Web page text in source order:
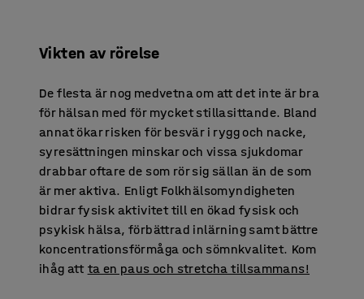
Vikten av rörelse
De flesta är nog medvetna om att det inte är bra
för hälsan med för mycket stillasittande. Bland
annat ökar risken för besvär i rygg och nacke,
syresättningen minskar och vissa sjukdomar
drabbar oftare de som rör sig sällan än de som
är mer aktiva. Enligt Folkhälsomyndigheten
bidrar fysisk aktivitet till en ökad fysisk och
psykisk hälsa, förbättrad inlärning samt bättre
koncentrationsförmåga och sömnkvalitet. Kom
ihåg att ta en paus och stretcha tillsammans!